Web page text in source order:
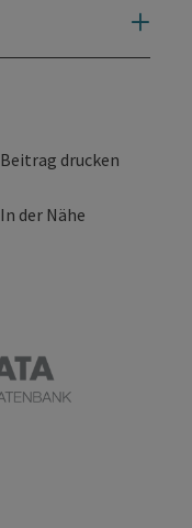
Beitrag drucken
In der Nähe